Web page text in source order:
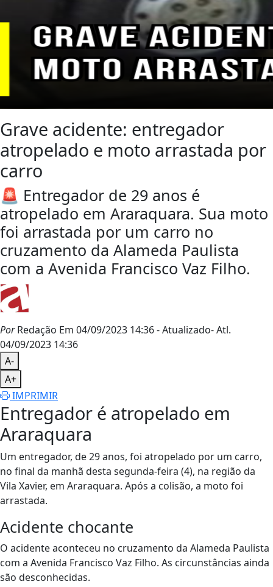
Grave acidente: entregador
atropelado e moto arrastada por
carro
🚨 Entregador de 29 anos é
atropelado em Araraquara. Sua moto
foi arrastada por um carro no
cruzamento da Alameda Paulista
com a Avenida Francisco Vaz Filho.
PorRedação Em 04/09/2023 14:36- Atualizado- Atl.
04/09/2023 14:36
A-
A+
IMPRIMIR
Entregador é atropelado em
Araraquara
Um entregador, de 29 anos, foi atropelado por um carro,
no final da manhã desta segunda-feira (4), na região da
Vila Xavier, em Araraquara. Após a colisão, a moto foi
arrastada.
Acidente chocante
O acidente aconteceu no cruzamento da Alameda Paulista
com a Avenida Francisco Vaz Filho. As circunstâncias ainda
são desconhecidas.